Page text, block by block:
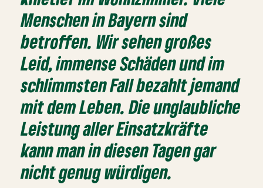
Menschen in Bayern sind
betroffen. Wir sehen großes
Leid, immense Schäden und im
schlimmsten Fall bezahlt jemand
mit dem Leben. Die unglaubliche
Leistung aller Einsatzkräfte
kann man in diesen Tagen gar
nicht genug würdigen.